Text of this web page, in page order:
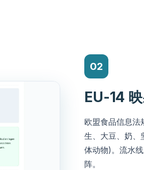
02
EU-14
欧盟食品信息法
生、大豆、奶、
体动物)。流水
阵。